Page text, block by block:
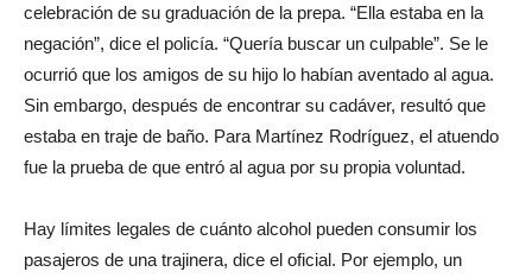
celebración de su graduación de la prepa. “Ella estaba en la
negación”, dice el policía. “Quería buscar un culpable”. Se le
ocurrió que los amigos de su hijo lo habían aventado al agua.
Sin embargo, después de encontrar su cadáver, resultó que
estaba en traje de baño. Para Martínez Rodríguez, el atuendo
fue la prueba de que entró al agua por su propia voluntad.
Hay límites legales de cuánto alcohol pueden consumir los
pasajeros de una trajinera, dice el oficial. Por ejemplo, un